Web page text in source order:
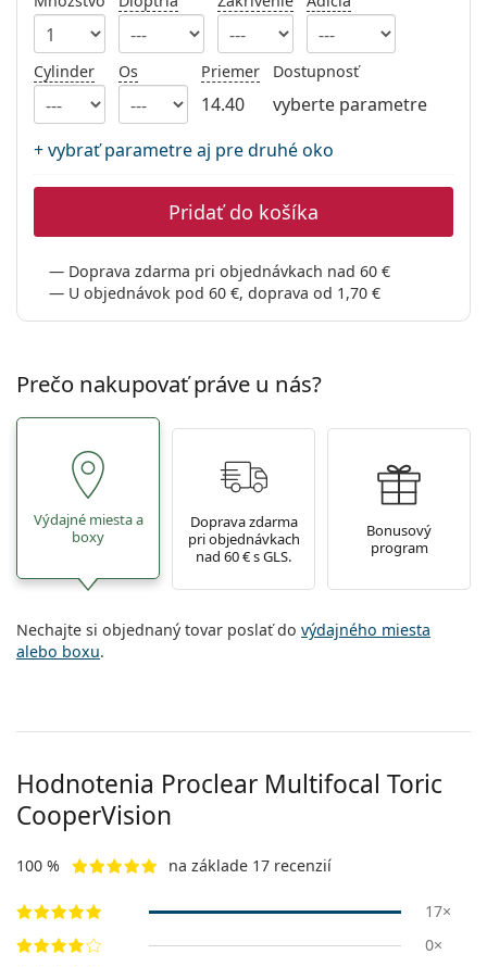
Persol
Prada
Všetky značky
Cylinder Os Priemer
14.40
Dostupnosť
vyberte parametre
+ vybrať parametre aj pre druhé oko
Pridať do košíka
Doprava zdarma pri objednávkach nad 60 €
U objednávok pod 60 €, doprava od 1,70 €
Prečo nakupovať práve u nás?
Výdajné miesta a
boxy
Doprava zdarma
pri objednávkach
nad 60 € s GLS.
Bonusový
program
Nechajte si objednaný tovar poslať do výdajného miesta
alebo boxu.
Hodnotenia Proclear Multifocal Toric
CooperVision
100 % na základe 17 recenzií
17×
0×